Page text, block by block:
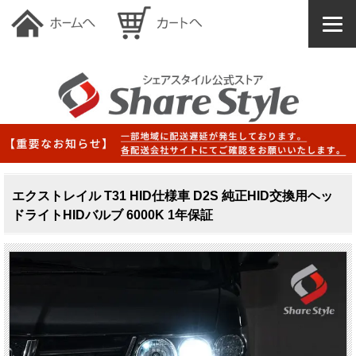
エクストレイル T31 HID仕様車 D2S 純正HID交換用ヘッ
ドライトHIDバルブ 6000K 1年保証